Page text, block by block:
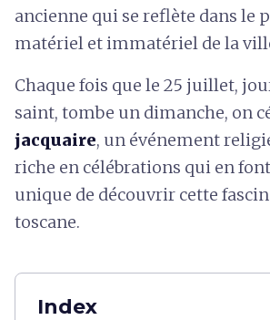
ancienne qui se reflète dans le
matériel et immatériel de la
Chaque fois que le 25 juillet,
saint, tombe un dimanche, on
jacquaire, un événement
riche en célébrations qui en
unique de découvrir cette
toscane.
Index